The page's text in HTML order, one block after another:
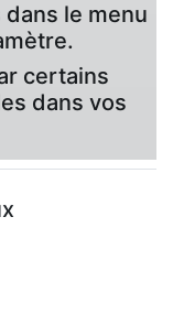
le menu
certains
dans vos